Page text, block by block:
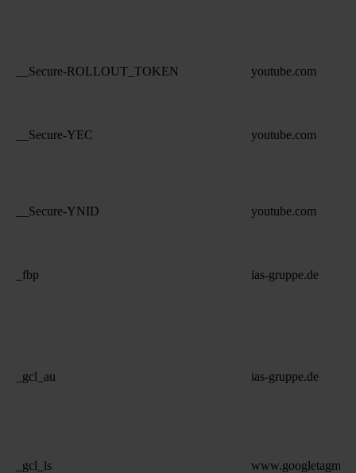
__Secure-ROLLOUT_TOKEN youtube.com
__Secure-YEC youtube.com
__Secure-YNID youtube.com
_fbp ias-gruppe.de
_gcl_au ias-gruppe.de
_gcl_ls